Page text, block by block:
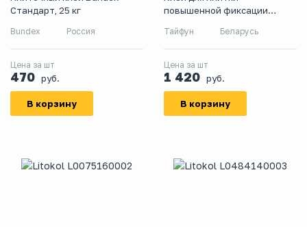
Стандарт, 25 кг
Bundex Россия
Цена за шт
470 руб.
В корзину
повышенной фиксации
кг
Тайфун Беларусь
Цена за шт
1 420 руб.
В корзину